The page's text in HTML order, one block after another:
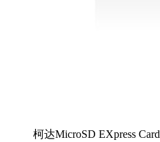
柯达MicroSD EXpress Card